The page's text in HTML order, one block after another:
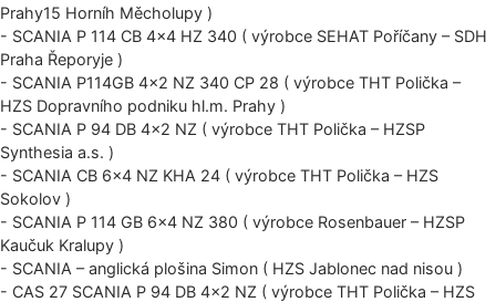
Prahy15 Horníh Měcholupy )
- SCANIA P 114 CB 4×4 HZ 340 ( výrobce SEHAT Poříčany – SDH
Praha Řeporyje )
- SCANIA P114GB 4×2 NZ 340 CP 28 ( výrobce THT Polička –
HZS Dopravního podniku hl.m. Prahy )
- SCANIA P 94 DB 4×2 NZ ( výrobce THT Polička – HZSP
Synthesia a.s. )
- SCANIA CB 6×4 NZ KHA 24 ( výrobce THT Polička – HZS
Sokolov )
- SCANIA P 114 GB 6×4 NZ 380 ( výrobce Rosenbauer – HZSP
Kaučuk Kralupy )
- SCANIA – anglická plošina Simon ( HZS Jablonec nad nisou )
- CAS 27 SCANIA P 94 DB 4×2 NZ ( výrobce THT Polička – HZS